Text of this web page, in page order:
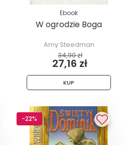
Ebook
W ogrodzie Boga
Amy Steedman
34,90 zł
27,16 zł
KUP
-22%